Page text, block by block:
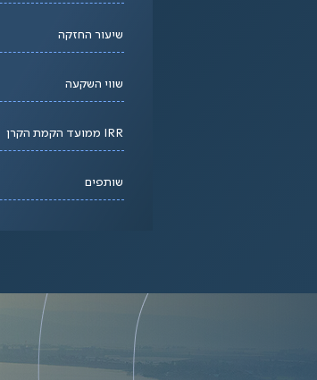
שיעור החזקה
שווי השקעה
IRR ממועד הקמת הקרן
שותפים